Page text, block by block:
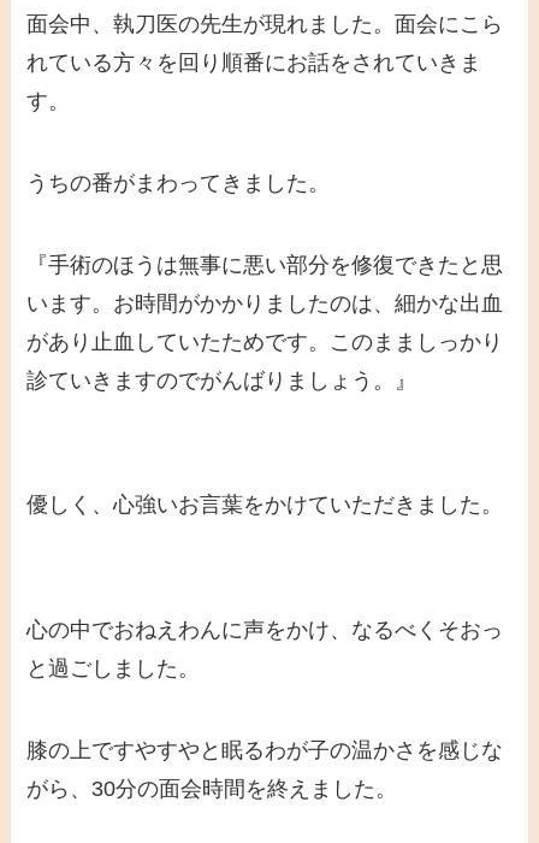
面会中、執刀医の先生が現れました。面会にこら
れている方々を回り順番にお話をされていきま
す。
うちの番がまわってきました。
『手術のほうは無事に悪い部分を修復できたと思
います。お時間がかかりましたのは、細かな出血
があり止血していたためです。このまましっかり
診ていきますのでがんばりましょう。』
優しく、心強いお言葉をかけていただきました。
心の中でおねえわんに声をかけ、なるべくそおっ
と過ごしました。
膝の上ですやすやと眠るわが子の温かさを感じな
がら、30分の面会時間を終えました。